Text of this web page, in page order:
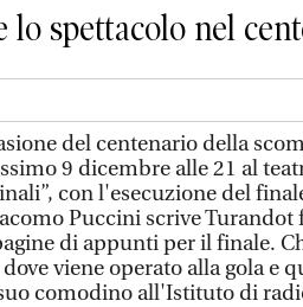
spettacolo nel
del centenario della
9 dicembre alle 21 al
con l'esecuzione del
Puccini scrive
di appunti per il finale.
viene operato alla gola e
comodino all'Istituto di